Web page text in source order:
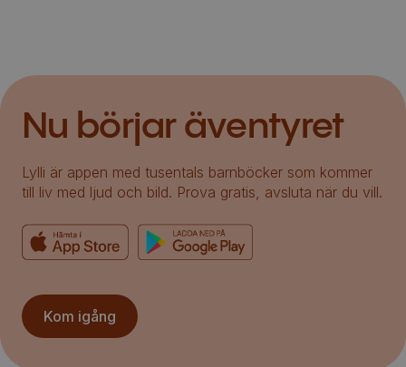
Nu börjar äventyret
Lylli är appen med tusentals barnböcker som kommer
till liv med ljud och bild. Prova gratis, avsluta när du vill.
Kom igång